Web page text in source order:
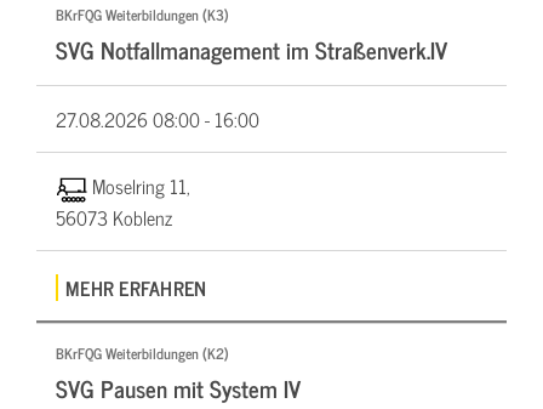
BKrFQG Weiterbildungen (K3)
SVG Notfallmanagement im Straßenverk.IV
27.08.202608:00 - 16:00
Moselring 11,
56073 Koblenz
MEHR ERFAHREN
BKrFQG Weiterbildungen (K2)
SVG Pausen mit System IV